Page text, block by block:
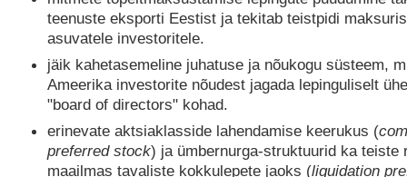
teenuste eksporti Eestist ja tekitab teistpidi
asuvatele investoritele.
jäik kahetasemeline juhatuse ja nõukogu süsteem,
Ameerika investorite nõudest jagada lepinguliselt
"board of directors" kohad.
erinevate aktsiaklasside lahendamise keerukus (
preferred stock) ja ümbernurga-struktuurid ka teiste
maailmas tavaliste kokkulepete jaoks (liquidation